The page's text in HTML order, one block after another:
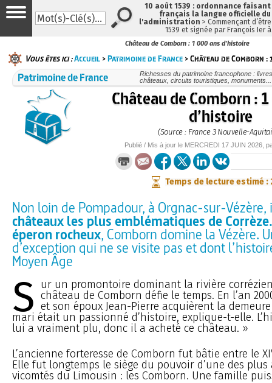
Château de Comborn : 1 000 ans d'histoire
Vous êtes ici :Accueil >Patrimoine de France > Château de Comborn :
Patrimoine de France
Richesses du patrimoine francophone :
châteaux, circuits touristiques, monuments...
Château de Comborn :
d’histoire
(Source : France 3 Nouvelle-
Publié / Mis à jour le MERCREDI 17 JUIN 2026,
Temps de lecture estimé :
Non loin de Pompadour, à Orgnac-sur-Vézère,
châteaux les plus emblématiques de
éperon rocheux, Comborn domine la Vézère.
d’exception qui ne se visite pas et dont
Moyen Âge
S ur un promontoire dominant la rivière
château de Comborn défie le temps. En l’an
et son époux Jean-Pierre acquièrent la
mari était un passionné d’histoire, explique-t-elle.
lui a vraiment plu, donc il a acheté ce château. »
L’ancienne forteresse de Comborn fut bâtie entre le XI
Elle fut longtemps le siège du pouvoir d’une des plus
vicomtés du Limousin : les Comborn. Une famille
10 août 1539 : ordonnance
français la langue officielle
l'administration > Commençant
1539 et signée par François Ier